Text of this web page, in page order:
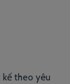
kế theo yêu